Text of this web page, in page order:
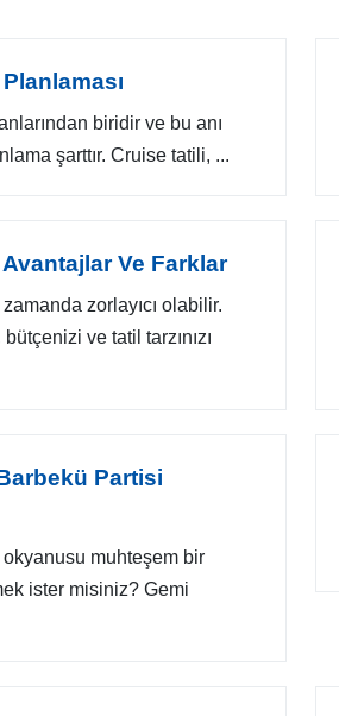
biridir ve bu anı
şarttır. Cruise tatili, ...
Ve Farklar
zorlayıcı olabilir.
ve tatil tarzınızı
Partisi
okyanusu muhteşem bir
ister misiniz? Gemi